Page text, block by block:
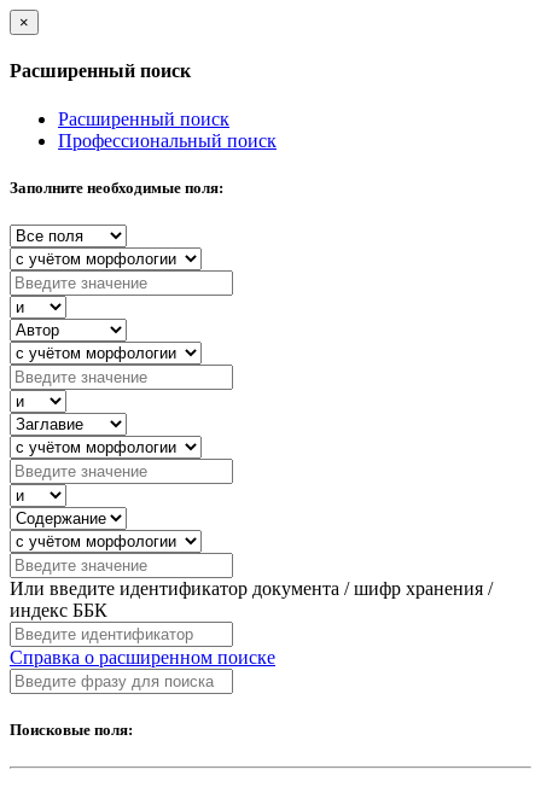
×
Расширенный поиск
Расширенный поиск
Профессиональный поиск
Заполните необходимые поля:
Или введите идентификатор документа / шифр хранения /
индекс ББК
Справка о расширенном поиске
Поисковые поля: